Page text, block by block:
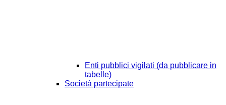
Enti pubblici vigilati (da pubblicare in
tabelle)
Società partecipate